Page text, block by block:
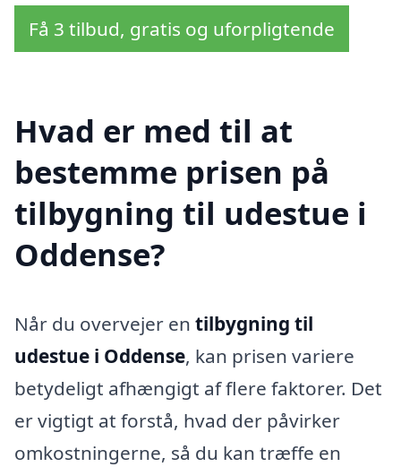
Få 3 tilbud, gratis og uforpligtende
Hvad er med til at
bestemme prisen på
tilbygning til udestue i
Oddense?
Når du overvejer en tilbygning til
udestue i Oddense, kan prisen variere
betydeligt afhængigt af flere faktorer. Det
er vigtigt at forstå, hvad der påvirker
omkostningerne, så du kan træffe en